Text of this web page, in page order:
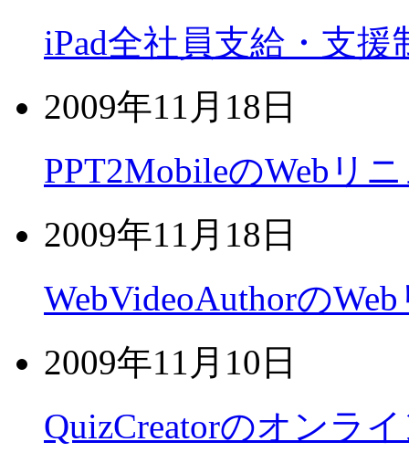
iPad全社員支給・支援
2009年11月18日
PPT2MobileのWebリ
2009年11月18日
WebVideoAuthorの
2009年11月10日
QuizCreatorのオンラ